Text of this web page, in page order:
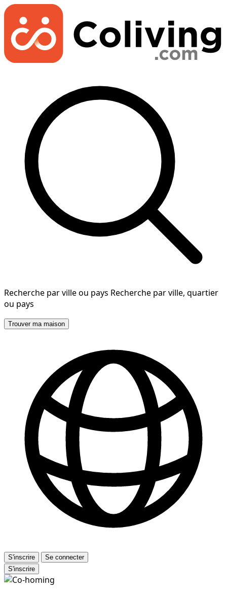
Recherche par ville ou pays Recherche par ville, quartier
ou pays
Trouver ma maison
S'inscrire
Se connecter
S'inscrire